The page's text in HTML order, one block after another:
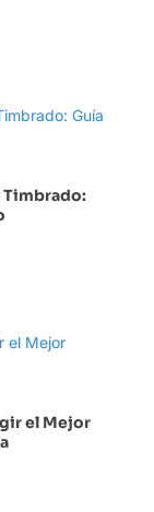
Timbrado:
el Mejor